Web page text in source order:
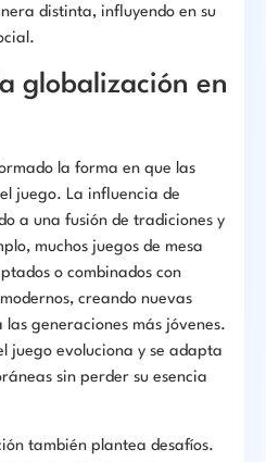
distinta, influyendo en su
globalización en
la forma en que las
juego. La influencia de
a una fusión de tradiciones y
muchos juegos de mesa
o combinados con
creando nuevas
generaciones más jóvenes.
juego evoluciona y se adapta
sin perder su esencia
también plantea desafíos.